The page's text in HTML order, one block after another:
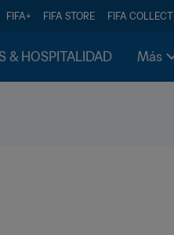
FIFA+ FIFA STORE FIFA COLLECT
& HOSPITALIDAD Más